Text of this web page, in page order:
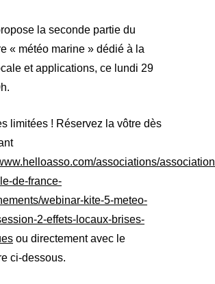
la seconde partie du
« météo marine » dédié à la
et applications, ce lundi 29
limitées ! Réservez la vôtre dès
associations/
de-france-
webinar-kite-5-meteo-
2-effets-locaux-brises-
ou directement avec le
ci-dessous.